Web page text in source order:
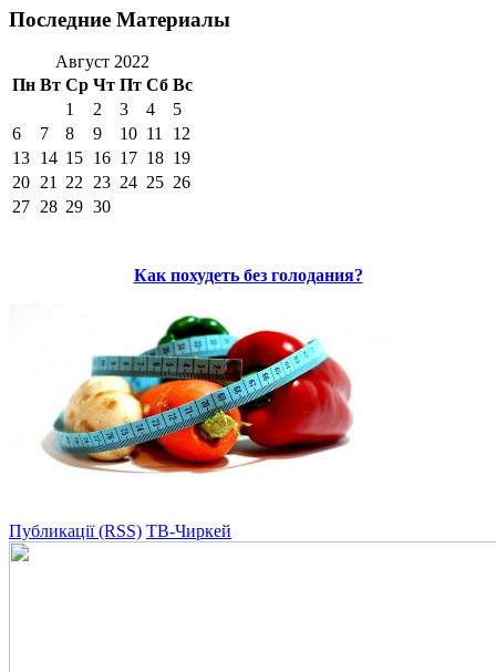
Последние Материалы
Август 2022
Пн Вт Ср Чт Пт Сб Вс
1
2 3 4
5
6
7 8 9 10 11
12
13 14 15 16 17 18 19
20 21 22 23 24 25 26
27 28 29 30
Как похудеть без голодания?
Публикації (RSS) ТВ-Чиркей